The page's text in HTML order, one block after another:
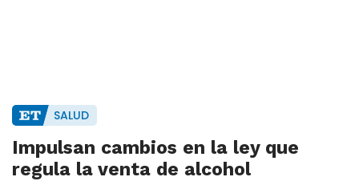
SALUD
Impulsan cambios en la ley que
regula la venta de alcohol